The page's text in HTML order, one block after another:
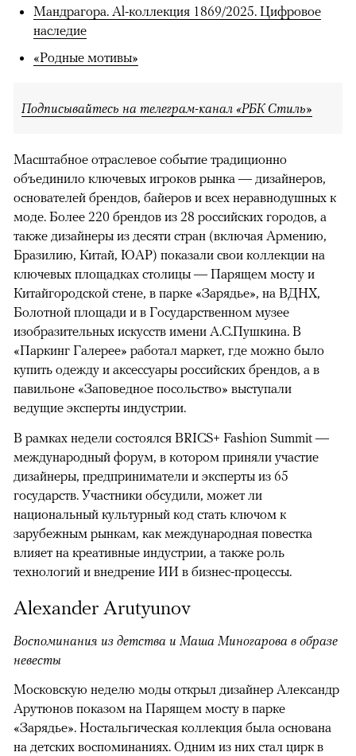
Мандрагора. Al-коллекция 1869/2025. Цифровое
наследие
«Родные мотивы»
Подписывайтесь на телеграм-канал «РБК Стиль»
Масштабное отраслевое событие традиционно
объединило ключевых игроков рынка — дизайнеров,
основателей брендов, байеров и всех неравнодушных к
моде. Более 220 брендов из 28 российских городов, а
также дизайнеры из десяти стран (включая Армению,
Бразилию, Китай, ЮАР) показали свои коллекции на
ключевых площадках столицы — Парящем мосту и
Китайгородской стене, в парке «Зарядье», на ВДНХ,
Болотной площади и в Государственном музее
изобразительных искусств имени А.С.Пушкина. В
«Паркинг Галерее» работал маркет, где можно было
купить одежду и аксессуары российских брендов, а в
павильоне «Заповедное посольство» выступали
ведущие эксперты индустрии.
В рамках недели состоялся BRICS+ Fashion Summit —
международный форум, в котором приняли участие
дизайнеры, предприниматели и эксперты из 65
государств. Участники обсудили, может ли
национальный культурный код стать ключом к
зарубежным рынкам, как международная повестка
влияет на креативные индустрии, а также роль
технологий и внедрение ИИ в бизнес-процессы.
Alexander Arutyunov
Воспоминания из детства и Маша Миногарова в образе
невесты
Московскую неделю моды открыл дизайнер Александр
Арутюнов показом на Парящем мосту в парке
«Зарядье». Ностальгическая коллекция была основана
на детских воспоминаниях. Одним из них стал цирк в